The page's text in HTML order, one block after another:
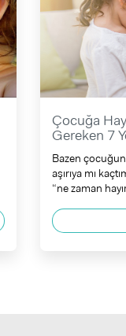
Çocuğa
Gereken 7
Bazen
aşırıya mı
“ne zaman